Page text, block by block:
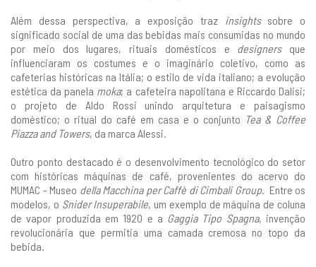
Além dessa perspectiva, a exposição traz insightssobre o
significado social de uma das bebidas mais consumidas no mundo
por meio dos lugares, rituais domésticos e designersque
influenciaram os costumes e o imaginário coletivo, como as
cafeterias históricas na Itália; o estilo de vida italiano; a evolução
estética da panela moka; a cafeteira napolitana e Riccardo Dalisi;
o projeto de Aldo Rossi unindo arquitetura e paisagismo
doméstico; o ritual do café em casa e o conjunto Tea & Coffee
Piazza and Towers, da marca Alessi.
Outro ponto destacado é o desenvolvimento tecnológico do setor
com históricas máquinas de café, provenientes do acervo do
MUMAC - Museo della Macchina per Caffè di Cimbali Group. Entre os
modelos, o Snider Insuperabile, um exemplo de máquina de coluna
de vapor produzida em 1920 e a Gaggia Tipo Spagna, invenção
revolucionária que permitia uma camada cremosa no topo da
bebida.